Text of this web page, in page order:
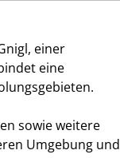
einer
eine
sowie weitere
Umgebung und